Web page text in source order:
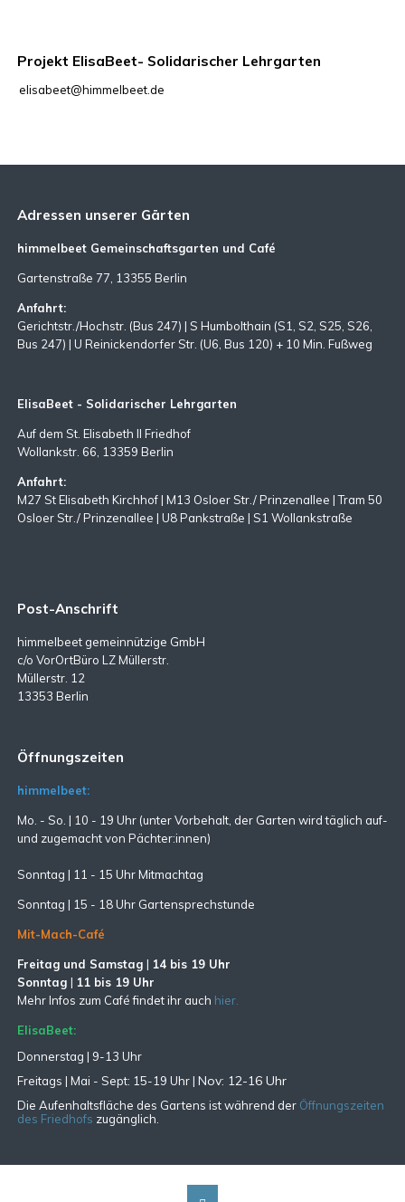
Projekt ElisaBeet- Solidarischer Lehrgarten
elisabeet@himmelbeet.de
Adressen unserer Gärten
himmelbeet Gemeinschaftsgarten und Café
Gartenstraße 77, 13355 Berlin
Anfahrt:
Gerichtstr./Hochstr. (Bus 247) | S Humbolthain (S1, S2, S25, S26,
Bus 247) | U Reinickendorfer Str. (U6, Bus 120) + 10 Min. Fußweg
ElisaBeet - Solidarischer Lehrgarten
Auf dem St. Elisabeth II Friedhof
Wollankstr. 66, 13359 Berlin
Anfahrt:
M27 St Elisabeth Kirchhof | M13 Osloer Str./ Prinzenallee | Tram 50
Osloer Str./ Prinzenallee | U8 Pankstraße | S1 Wollankstraße
Post-Anschrift
himmelbeet gemeinnützige GmbH
c/o VorOrtBüro LZ Müllerstr.
Müllerstr. 12
13353 Berlin
Öffnungszeiten
himmelbeet:
Mo. - So. | 10 - 19 Uhr (unter Vorbehalt, der Garten wird täglich auf-
und zugemachtvon Pächter:innen)
Sonntag | 11 - 15 Uhr Mitmachtag
Sonntag | 15 - 18 Uhr Gartensprechstunde
Mit-Mach-Café
Freitag und Samstag | 14 bis 19 Uhr
Sonntag | 11 bis 19 Uhr
Mehr Infos zum Café findet ihr auch hier.
ElisaBeet:
Donnerstag | 9-13 Uhr
Freitags | Mai - Sept: 15-19 Uhr | Nov: 12-16 Uhr
Die Aufenhaltsfläche des Gartens ist während derÖffnungszeiten
des Friedhofs zugänglich.